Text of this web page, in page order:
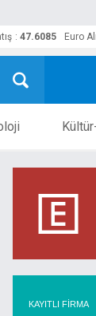
: 47.6085 Euro
KAYITLI FİRMA